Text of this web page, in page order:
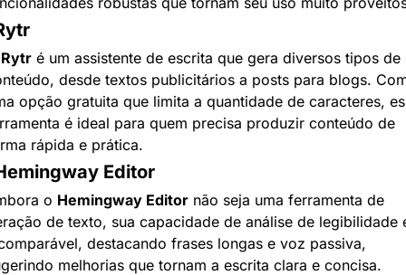
Rytr é um assistente de escrita que gera diversos tipos de
desde textos publicitários a posts para blogs.
opção gratuita que limita a quantidade de caracteres,
é ideal para quem precisa produzir conteúdo de
rápida e prática.
Editor
o Hemingway Editor não seja uma ferramenta de
de texto, sua capacidade de análise de legibilidade
destacando frases longas e voz passiva,
melhorias que tornam a escrita clara e concisa.